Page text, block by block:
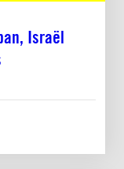
Israël